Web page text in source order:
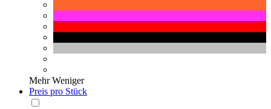
Mehr Weniger
Preis pro Stück